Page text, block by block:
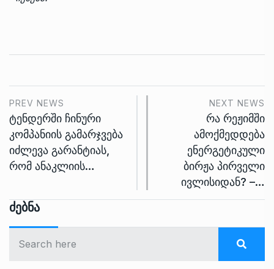
PREV NEWS
ტენდერში ჩინური
კომპანიის გამარჯვება
იძლევა გარანტიას,
რომ ანაკლიის…
NEXT NEWS
რა რეჟიმში
ამოქმედდება
ენერგეტიკული
ბირჟა პირველი
ივლისიდან? –…
Ძებნა